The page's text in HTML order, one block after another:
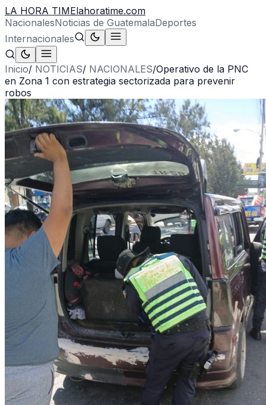
LA HORA TIMElahoratime.com
NacionalesNoticias de GuatemalaDeportes
Internacionales
Inicio/ NOTICIAS/ NACIONALES/Operativo de la PNC
en Zona 1 con estrategia sectorizada para prevenir
robos